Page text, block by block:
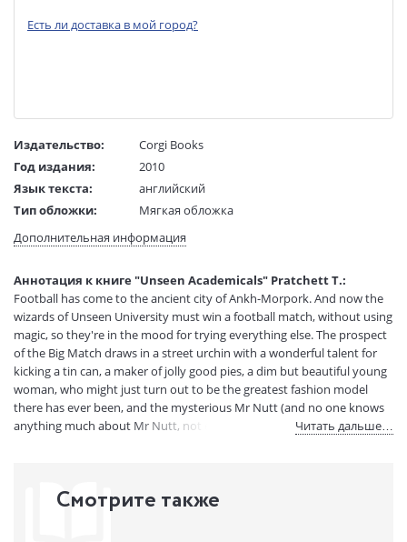
Есть ли доставка в мой город?
Издательство:
Corgi Books
Год издания:
2010
Язык текста:
английский
Тип обложки:
Мягкая обложка
Формат:
110x177 mm
Вес:
295 гр.
Страниц:
540
Код товара:
50093856
Артикул:
11650633
ISBN:
9780552153379
В продаже с:
16.08.2024
Дополнительная информация
Аннотация к книге "Unseen Academicals" Pratchett T.:
Football has come to the ancient city of Ankh-Morpork. And now the
wizards of Unseen University must win a football match, without using
magic, so they're in the mood for trying everything else. The prospect
of the Big Match draws in a street urchin with a wonderful talent for
kicking a tin can, a maker of jolly good pies, a dim but beautiful young
woman, who might just turn out to be the greatest fashion model
there has ever been, and the mysterious Mr Nutt (and no one knows
anything much about Mr Nutt, not even Mr Nutt, which worries him,
we go! Here we go!
Читать дальше…
Смотрите также